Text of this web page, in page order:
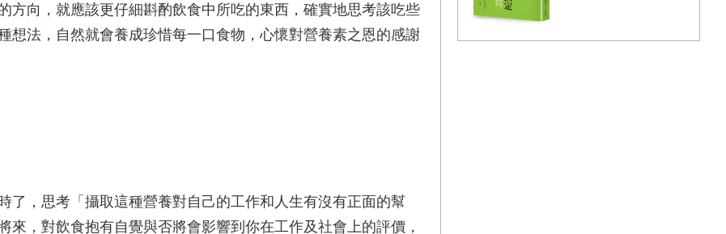
方向，就應該更仔細斟酌飲食中所吃的東西，確實地思考該吃些
想法，自然就會養成珍惜每一口食物，心懷對營養素之恩的感謝
了，思考「攝取這種營養對自己的工作和人生有沒有正面的幫
，對飲食抱有自覺與否將會影響到你在工作及社會上的評價，